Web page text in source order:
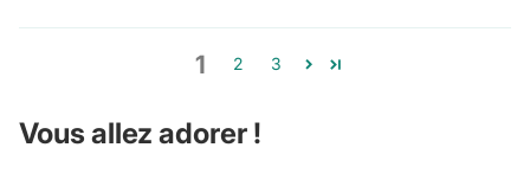
1 2 3
Vous allez adorer !